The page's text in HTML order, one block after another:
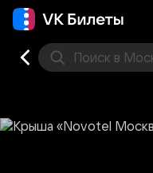
Поиск в